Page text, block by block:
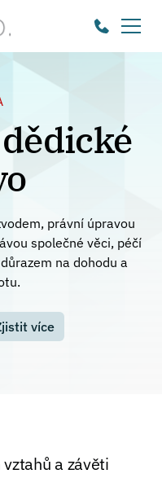
právní úpravou
společné věci, péčí
na dohodu a
více
a závěti